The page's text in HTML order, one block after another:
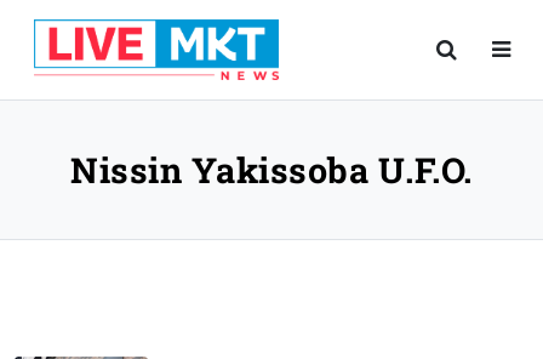
Nissin Yakissoba U.F.O.